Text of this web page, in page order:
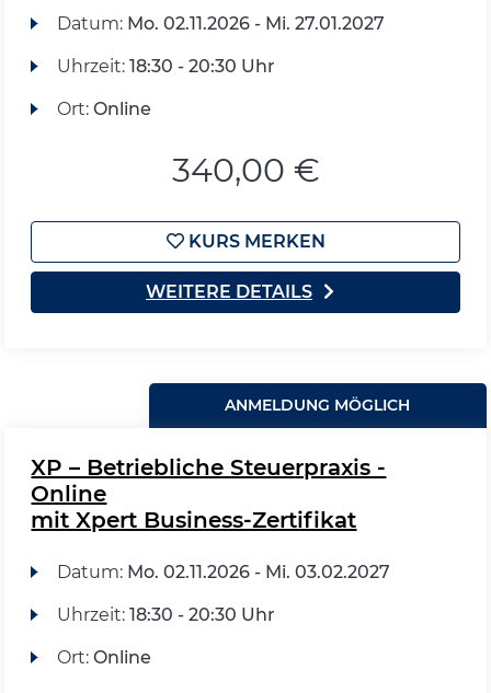
Datum: Mo. 02.11.2026 - Mi. 27.01.2027
Uhrzeit: 18:30 - 20:30 Uhr
Ort: Online
340,00 €
KURS MERKEN
WEITERE DETAILS
ANMELDUNG MÖGLICH
XP – Betriebliche Steuerpraxis -
Online
mit Xpert Business-Zertifikat
Datum: Mo. 02.11.2026 - Mi. 03.02.2027
Uhrzeit: 18:30 - 20:30 Uhr
Ort: Online